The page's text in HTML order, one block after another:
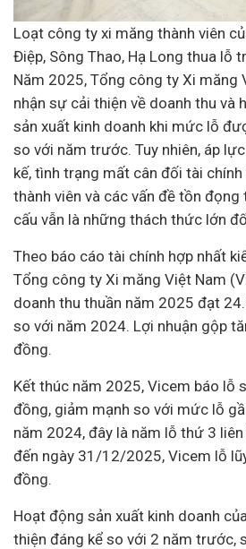
Loạt công ty xi măng thành viên
Điệp, Sông Thao, Hạ Long thua lỗ
Năm 2025, Tổng công ty Xi măng
nhận sự cải thiện về doanh thu và
sản xuất kinh doanh khi mức lỗ
so với năm trước. Tuy nhiên, áp
kế, tình trạng mất cân đối tài
thành viên và các vấn đề tồn
cấu vẫn là những thách thức lớn
Theo báo cáo tài chính hợp nhất
Tổng công ty Xi măng Việt Nam
doanh thu thuần năm 2025 đạt
so với năm 2024. Lợi nhuận gộp
đồng.
Kết thúc năm 2025, Vicem báo lỗ
đồng, giảm mạnh so với mức lỗ
năm 2024, đây là năm lỗ thứ 3
đến ngày 31/12/2025, Vicem lỗ
đồng.
Hoạt động sản xuất kinh doanh
thiện đáng kể so với 2 năm trước,